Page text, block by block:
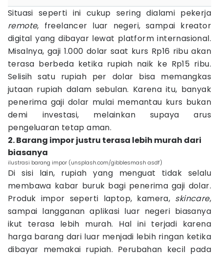
Situasi seperti ini cukup sering dialami pekerja
remote, freelancer luar negeri, sampai kreator
digital yang dibayar lewat platform internasional.
Misalnya, gaji 1.000 dolar saat kurs Rp16 ribu akan
terasa berbeda ketika rupiah naik ke Rp15 ribu.
Selisih satu rupiah per dolar bisa memangkas
jutaan rupiah dalam sebulan. Karena itu, banyak
penerima gaji dolar mulai memantau kurs bukan
demi investasi, melainkan supaya arus
pengeluaran tetap aman.
2. Barang impor justru terasa lebih murah dari
biasanya
ilustrasi barang impor (unsplash.com/gibblesmash asdf)
Di sisi lain, rupiah yang menguat tidak selalu
membawa kabar buruk bagi penerima gaji dolar.
Produk impor seperti laptop, kamera, skincare,
sampai langganan aplikasi luar negeri biasanya
ikut terasa lebih murah. Hal ini terjadi karena
harga barang dari luar menjadi lebih ringan ketika
dibayar memakai rupiah. Perubahan kecil pada